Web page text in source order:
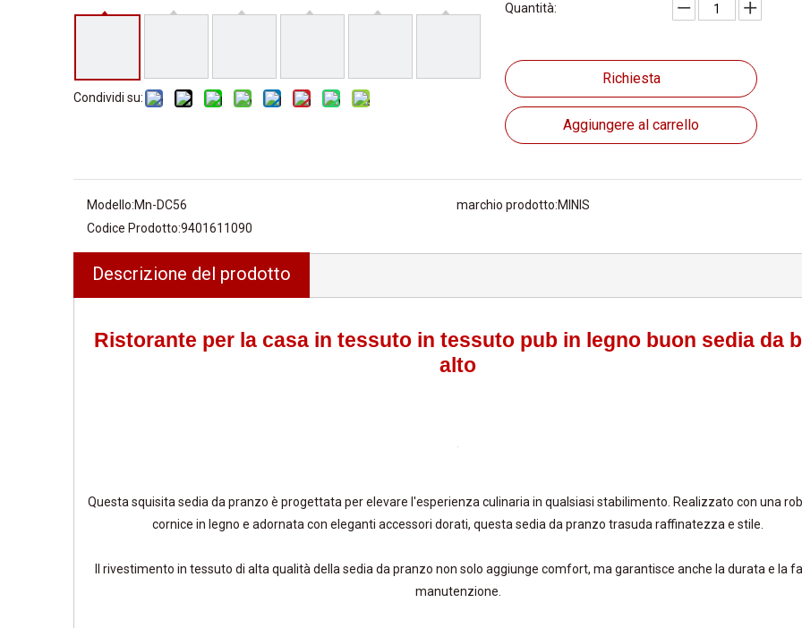
Condividi su:
Quantità:
Richiesta
Aggiungere al carrello
Modello:Mn-DC56 marchio prodotto:MINIS
Codice Prodotto:9401611090
Descrizione del prodotto
Ristorante per la casa in tessuto in tessuto pub in legno buon sedia da
alto
Questa squisita sedia da pranzo è progettata per elevare l'esperienza culinaria in qualsiasi stabilimento. Realizzato con una
cornice in legno e adornata con eleganti accessori dorati, questa sedia da pranzo trasuda raffinatezza e stile.
Il rivestimento in tessuto di alta qualità della sedia da pranzo non solo aggiunge comfort, ma garantisce anche la durata e la
manutenzione.